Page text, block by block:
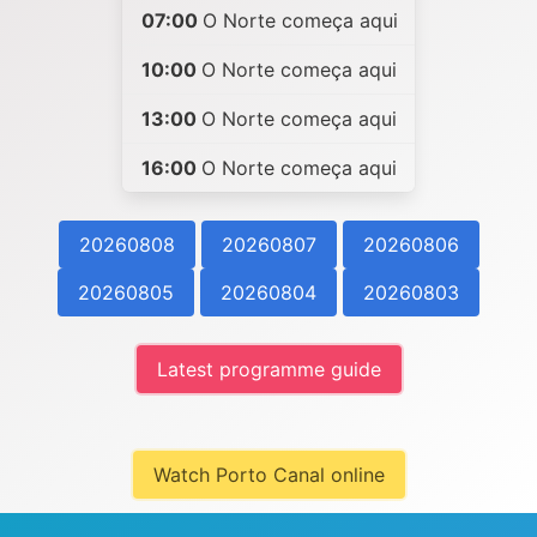
07:00 O Norte começa aqui
10:00 O Norte começa aqui
13:00 O Norte começa aqui
16:00 O Norte começa aqui
20260808 20260807
20260806
20260805
20260804 20260803
Latest programme guide
Watch Porto Canal online